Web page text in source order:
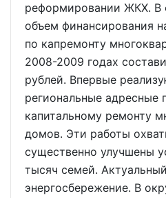
реформировании ЖКХ. В
объем финансирования
по капремонту
2008-2009 годах
рублей. Впервые
региональные адресные
капитальному ремонту
домов. Эти работы
существенно улучшены
тысяч семей.
энергосбережение. В